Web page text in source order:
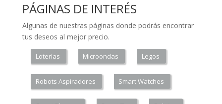
PÁGINAS DE INTERÉS
Algunas de nuestras páginas donde podrás encontrar
tus deseos al mejor precio.
Loterías Microondas Legos
Robots Aspiradores Smart Watches